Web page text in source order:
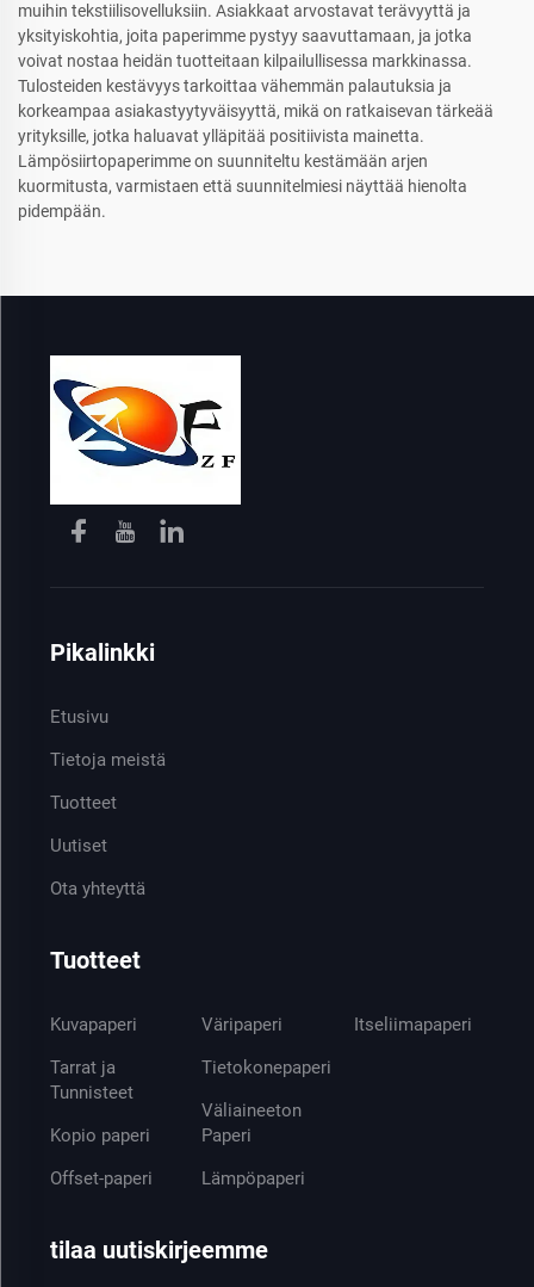
muihin tekstiilisovelluksiin. Asiakkaat arvostavat terävyyttä ja
yksityiskohtia, joita paperimme pystyy saavuttamaan, ja jotka
voivat nostaa heidän tuotteitaan kilpailullisessa markkinassa.
Tulosteiden kestävyys tarkoittaa vähemmän palautuksia ja
korkeampaa asiakastyytyväisyyttä, mikä on ratkaisevan tärkeää
yrityksille, jotka haluavat ylläpitää positiivista mainetta.
Lämpösiirtopaperimme on suunniteltu kestämään arjen
kuormitusta, varmistaen että suunnitelmiesi näyttää hienolta
pidempään.
Pikalinkki
Etusivu
Tietoja meistä
Tuotteet
Uutiset
Ota yhteyttä
Tuotteet
Kuvapaperi
Tarrat ja
Tunnisteet
Kopio paperi
Offset-paperi
Väripaperi
Tietokonepaperi
Väliaineeton
Paperi
Lämpöpaperi
Itseliimapaperi
tilaa uutiskirjeemme